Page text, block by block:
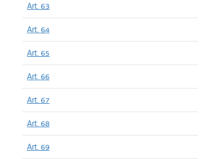
Art. 63
Art. 64
Art. 65
Art. 66
Art. 67
Art. 68
Art. 69